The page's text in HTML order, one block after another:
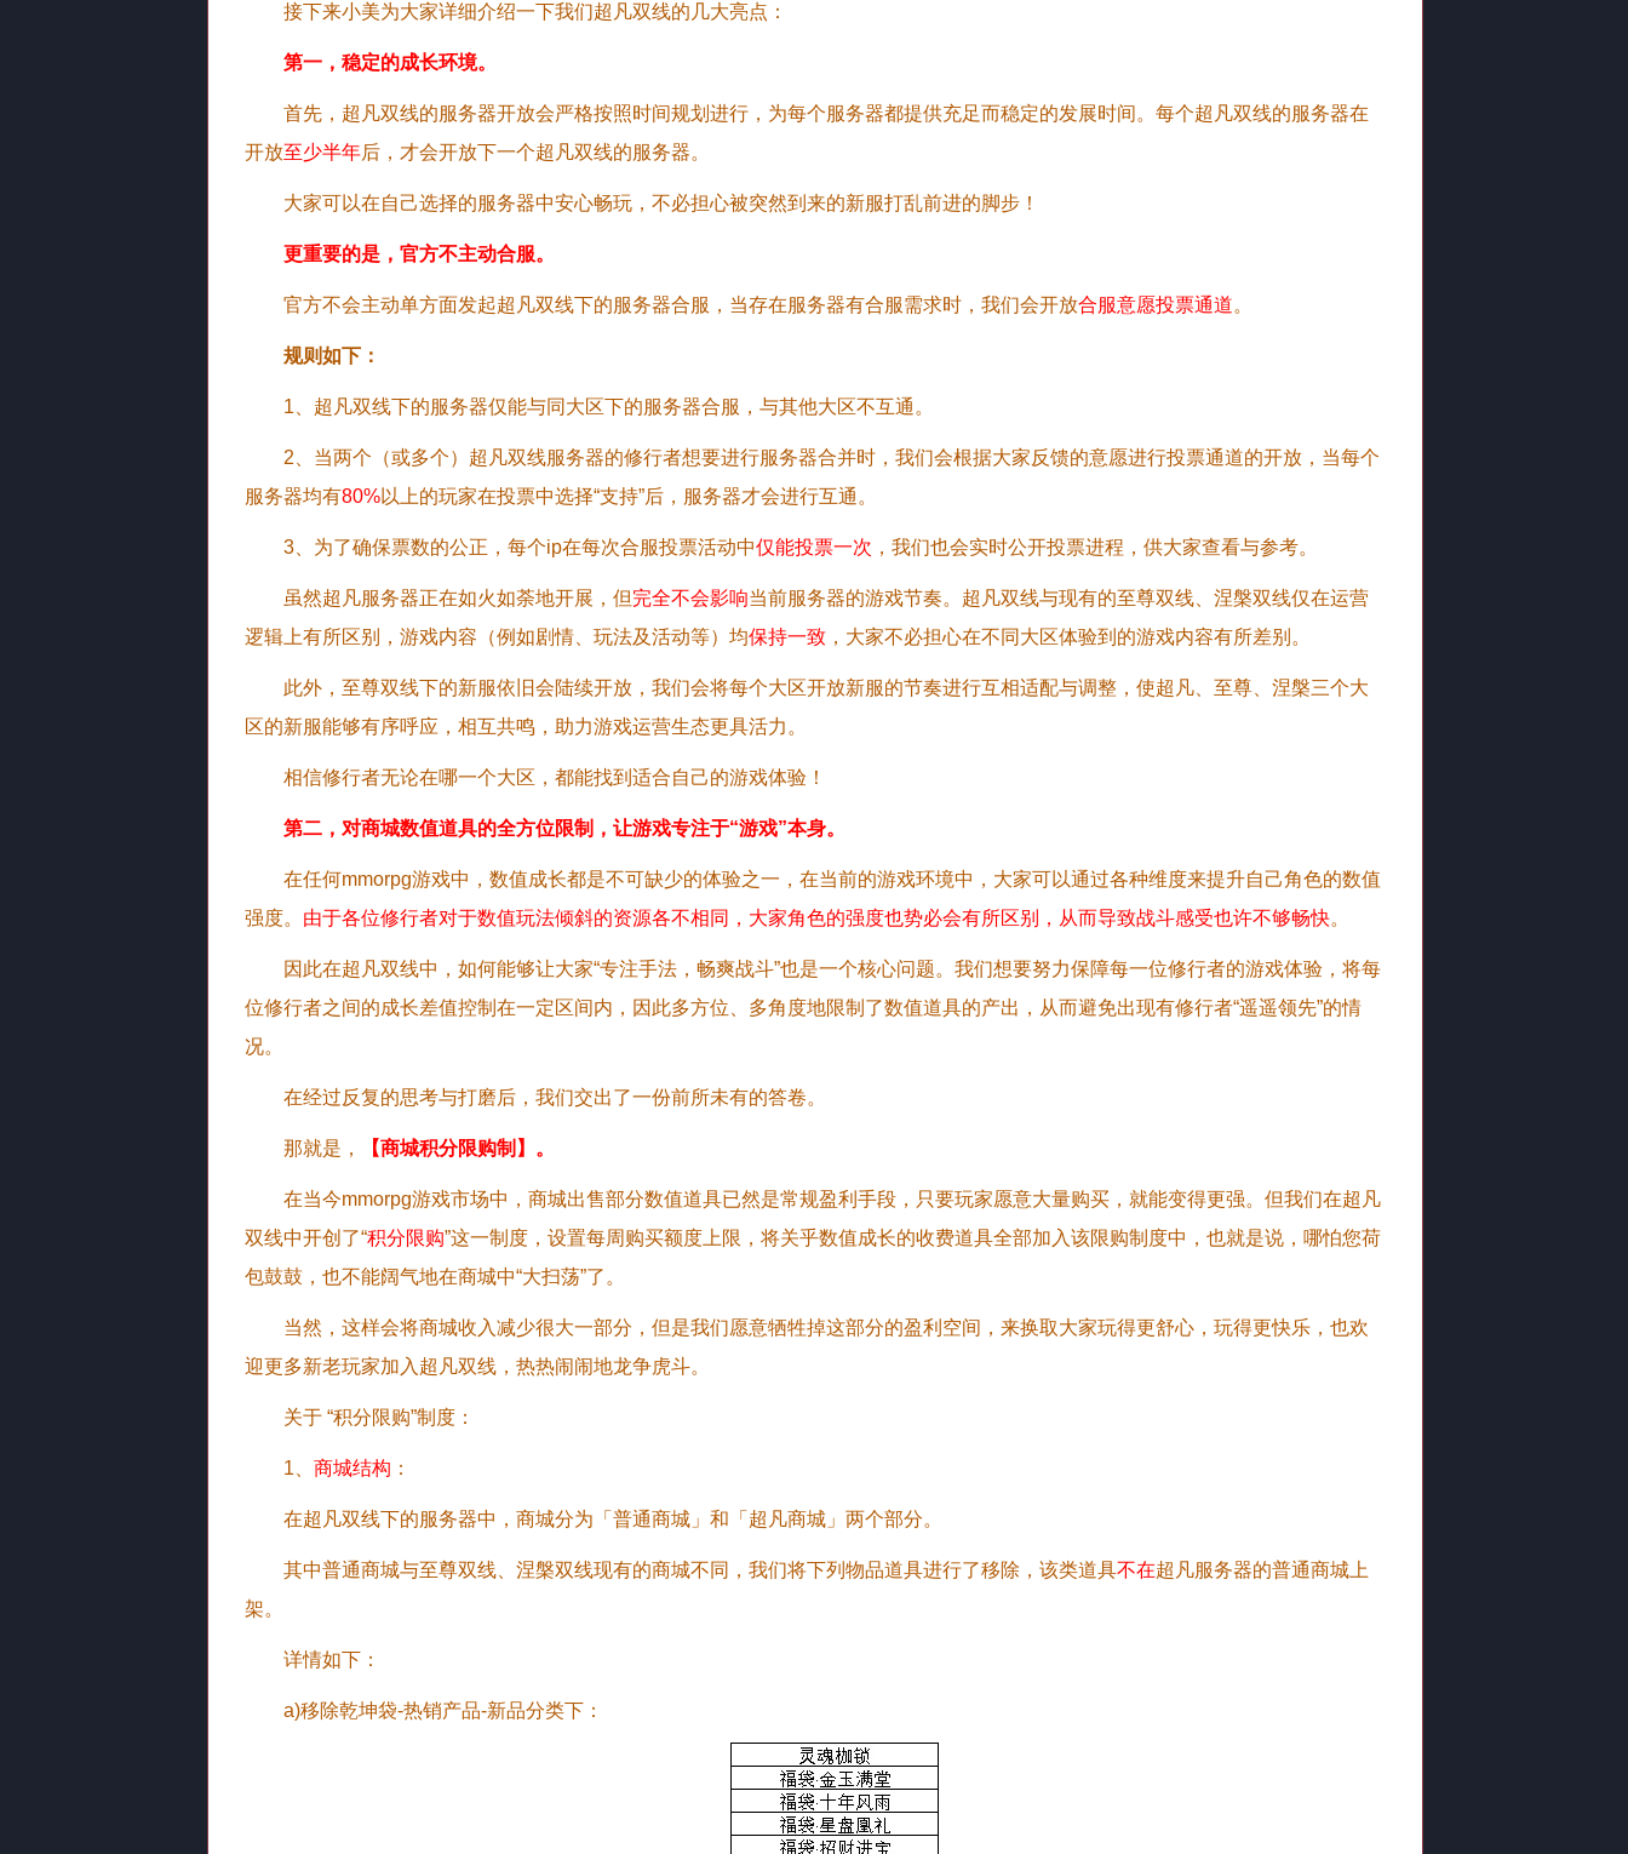
接下来小美为大家详细介绍一下我们超凡双线的几大亮点：
第一，稳定的成长环境。
首先，超凡双线的服务器开放会严格按照时间规划进行，为每个服务器都提供充足而稳定的发展时间。每个超凡双线的服务器在
开放至少半年后，才会开放下一个超凡双线的服务器。
大家可以在自己选择的服务器中安心畅玩，不必担心被突然到来的新服打乱前进的脚步！
更重要的是，官方不主动合服。
官方不会主动单方面发起超凡双线下的服务器合服，当存在服务器有合服需求时，我们会开放合服意愿投票通道。
规则如下：
1、超凡双线下的服务器仅能与同大区下的服务器合服，与其他大区不互通。
2、当两个（或多个）超凡双线服务器的修行者想要进行服务器合并时，我们会根据大家反馈的意愿进行投票通道的开放，当每个
服务器均有80%以上的玩家在投票中选择“支持”后，服务器才会进行互通。
3、为了确保票数的公正，每个ip在每次合服投票活动中仅能投票一次 ，我们也会实时公开投票进程，供大家查看与参考。
虽然超凡服务器正在如火如荼地开展，但完全不会影响当前服务器的游戏节奏。超凡双线与现有的至尊双线、涅槃双线仅在运营
逻辑上有所区别，游戏内容（例如剧情、玩法及活动等）均保持一致 ，大家不必担心在不同大区体验到的游戏内容有所差别。
此外，至尊双线下的新服依旧会陆续开放，我们会将每个大区开放新服的节奏进行互相适配与调整，使超凡、至尊、涅槃三个大
区的新服能够有序呼应，相互共鸣，助力游戏运营生态更具活力。
相信修行者无论在哪一个大区，都能找到适合自己的游戏体验！
第二，对商城数值道具的全方位限制，让游戏专注于“游戏”本身。
在任何mmorpg游戏中，数值成长都是不可缺少的体验之一，在当前的游戏环境中，大家可以通过各种维度来提升自己角色的数值
强度。 由于各位修行者对于数值玩法倾斜的资源各不相同，大家角色的强度也势必会有所区别，从而导致战斗感受也许不够畅快。
因此在超凡双线中，如何能够让大家“专注手法，畅爽战斗”也是一个核心问题。我们想要努力保障每一位修行者的游戏体验，将每
位修行者之间的成长差值控制在一定区间内，因此多方位、多角度地限制了数值道具的产出，从而避免出现有修行者“遥遥领先”的情
况。
在经过反复的思考与打磨后，我们交出了一份前所未有的答卷。
那就是， 【商城积分限购制】。
在当今mmorpg游戏市场中，商城出售部分数值道具已然是常规盈利手段，只要玩家愿意大量购买，就能变得更强。但我们在超凡
双线中开创了“积分限购”这一制度，设置每周购买额度上限，将关乎数值成长的收费道具全部加入该限购制度中，也就是说，哪怕您荷
包鼓鼓，也不能阔气地在商城中“大扫荡”了。
当然，这样会将商城收入减少很大一部分，但是我们愿意牺牲掉这部分的盈利空间，来换取大家玩得更舒心，玩得更快乐，也欢
迎更多新老玩家加入超凡双线，热热闹闹地龙争虎斗。
关于 “积分限购”制度：
1、 商城结构 ：
在超凡双线下的服务器中，商城分为「普通商城」和「超凡商城」两个部分。
其中普通商城与至尊双线、涅槃双线现有的商城不同，我们将下列物品道具进行了移除，该类道具不在超凡服务器的普通商城上
架。
详情如下：
a)移除乾坤袋-热销产品-新品分类下：